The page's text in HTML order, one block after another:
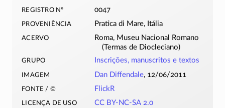
registro nº 0047
proveniência Pratica di Mare, Itália
acervo
Roma, Museu Nacional Romano
(Termas de Diocleciano)
grupo Inscrições, manuscritos e textos
imagem Dan Diffendale, 12/06/2011
fonte / © FlickR
licença de uso CC BY-NC-SA 2.0